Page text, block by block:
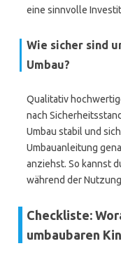
eine sinnvolle
Wie sicher sind
Umbau?
Qualitativ
nach
Umbau stabil und
Umbauanleitung
anziehst. So kannst
während der
Checkliste:
umbaubaren